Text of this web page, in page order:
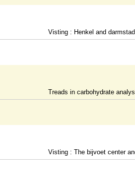
Visting : Henkel and
Treads in carbohydrate
Visting : The bijvoet center